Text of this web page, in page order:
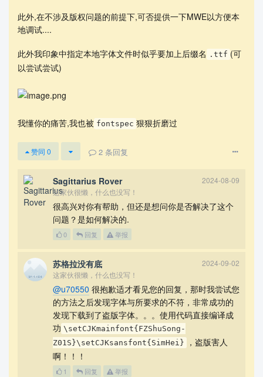
此外,在不涉及版权问题的前提下,可否提供一下MWE以方便本
地调试....
此外我印象中指定本地字体文件时似乎要加上后缀名 .ttf (可
以尝试尝试)
我懂你的痛苦,我也被 fontspec 狠狠折磨过
赞同 0 2 条回复
Sagittarius Rover
2024-08-09
这家伙很懒，什么也没写！
很高兴对你有帮助，但还是想问你是否解决了这个
问题？是如何解决的.
0 回复 举报
苏格拉没有底
2024-09-02
这家伙很懒，什么也没写！
@u70550 很抱歉适才看见您的回复，那时我尝试您
的方法之后发现字体与所要求的不符，非常成功的
发现下载到了盗版字体。。。使用代码直接编译成
功 \setCJKmainfont{FZShuSong-
Z01S}\setCJKsansfont{SimHei}
，盗版害人
啊！！！
1 回复 举报